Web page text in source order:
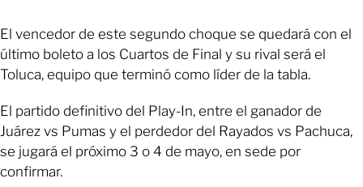
El vencedor de este segundo choque se quedará con el
último boleto a los Cuartos de Final y su rival será el
Toluca, equipo que terminó como líder de la tabla.
El partido definitivo del Play-In, entre el ganador de
Juárez vs Pumas y el perdedor del Rayados vs Pachuca,
se jugará el próximo 3 o 4 de mayo, en sede por
confirmar.